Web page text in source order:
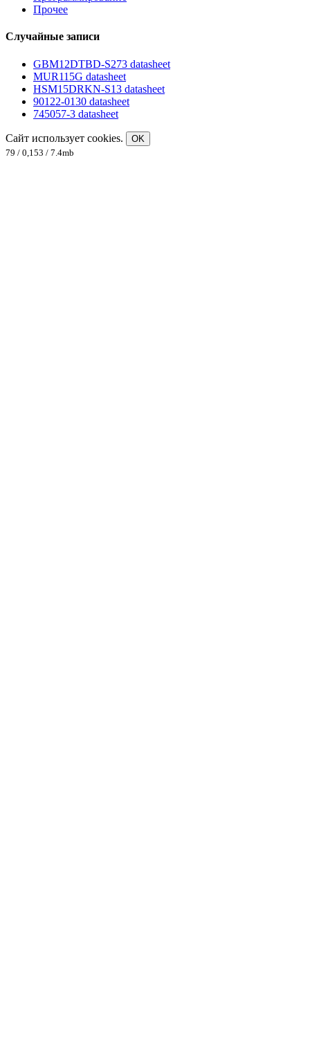
Прочее
Случайные записи
GBM12DTBD-S273 datasheet
MUR115G datasheet
HSM15DRKN-S13 datasheet
90122-0130 datasheet
745057-3 datasheet
Сайт использует cookies.
OK
79 / 0,153 / 7.4mb